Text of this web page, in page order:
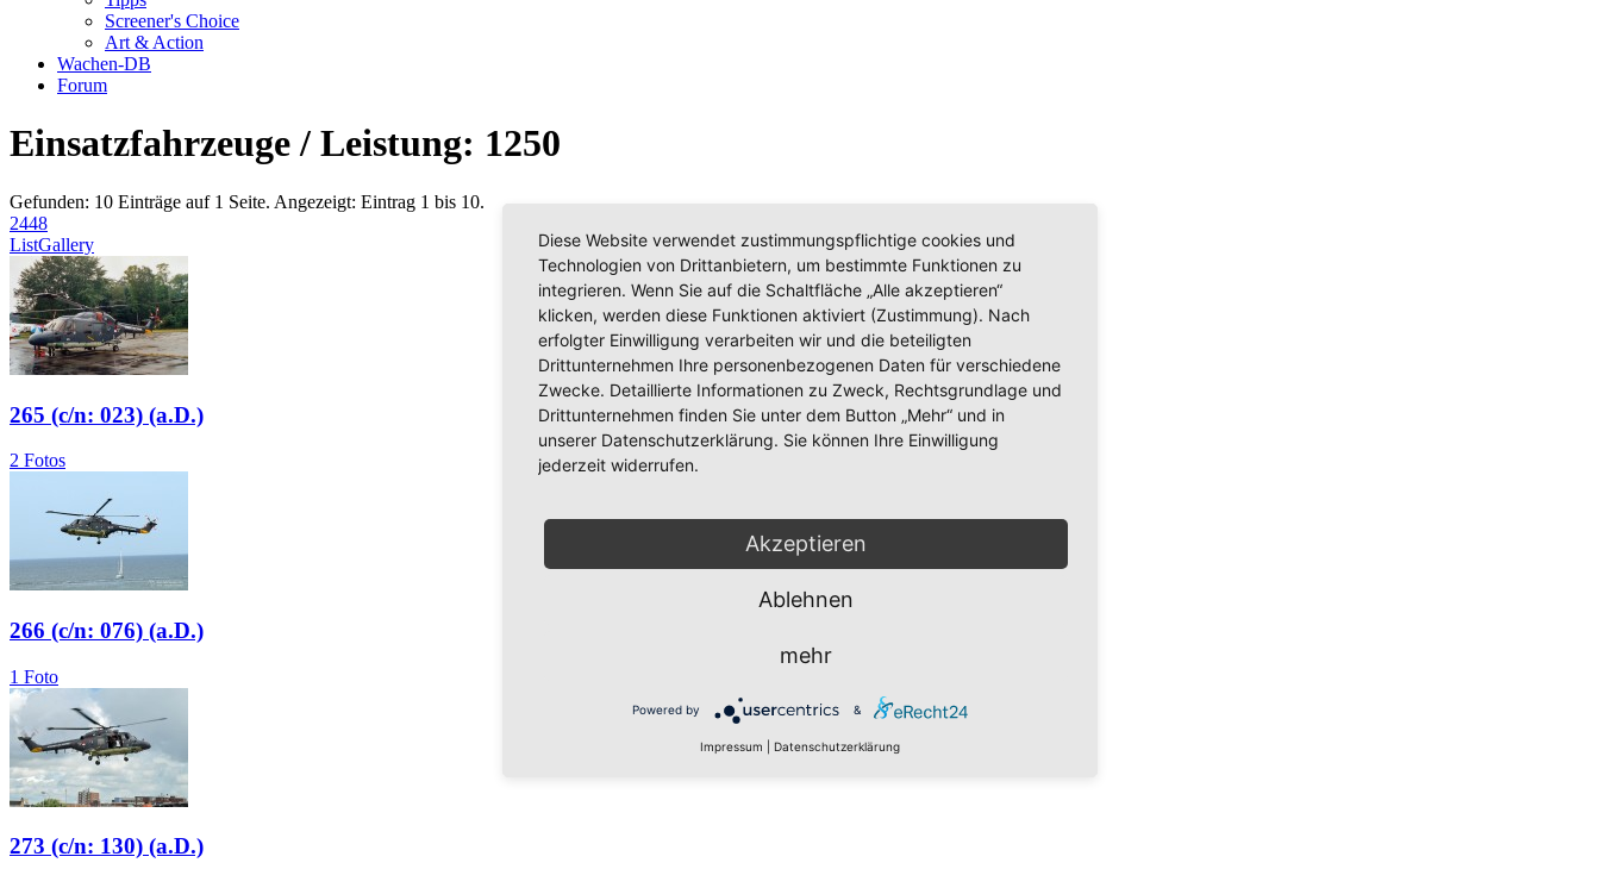
Screener's Choice
Art & Action
Wachen-DB
Forum
Einsatzfahrzeuge / Leistung: 1250
Gefunden: 10 Einträge auf 1 Seite. Angezeigt: Eintrag 1 bis 10.
2448
ListGallery
265 (c/n: 023) (a.D.)
2 Fotos
266 (c/n: 076) (a.D.)
1 Foto
273 (c/n: 130) (a.D.)
Diese Website verwendet zustimmungspflichtige cookies und
Technologien von Drittanbietern, um bestimmte Funktionen zu
integrieren. Wenn Sie auf die Schaltfläche „Alle akzeptieren“
klicken, werden diese Funktionen aktiviert (Zustimmung). Nach
erfolgter Einwilligung verarbeiten wir und die beteiligten
Drittunternehmen Ihre personenbezogenen Daten für verschiedene
Zwecke. Detaillierte Informationen zu Zweck, Rechtsgrundlage und
Drittunternehmen finden Sie unter dem Button „Mehr“ und in
unserer Datenschutzerklärung. Sie können Ihre Einwilligung
jederzeit widerrufen.
Akzeptieren
Ablehnen
mehr
Powered by &
Impressum Datenschutzerklärung